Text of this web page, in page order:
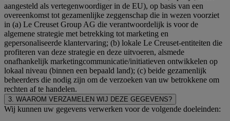
aangesteld als vertegenwoordiger in de EU), op basis van een
overeenkomst tot gezamenlijke zeggenschap die in wezen voorziet
in (a) Le Creuset Group AG die verantwoordelijk is voor de
algemene strategie met betrekking tot marketing en
gepersonaliseerde klantervaring; (b) lokale Le Creuset-entiteiten die
profiteren van deze strategie en deze uitvoeren, alsmede
onafhankelijk marketingcommunicatie/initiatieven ontwikkelen op
lokaal niveau (binnen een bepaald land); (c) beide gezamenlijk
beheerders die nodig zijn om de verzoeken van uw betrokkene om
rechten af te handelen.
3. WAAROM VERZAMELEN WIJ DEZE GEGEVENS?
Wij kunnen uw gegevens verwerken voor de volgende doeleinden: